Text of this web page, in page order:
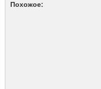
Похожое: